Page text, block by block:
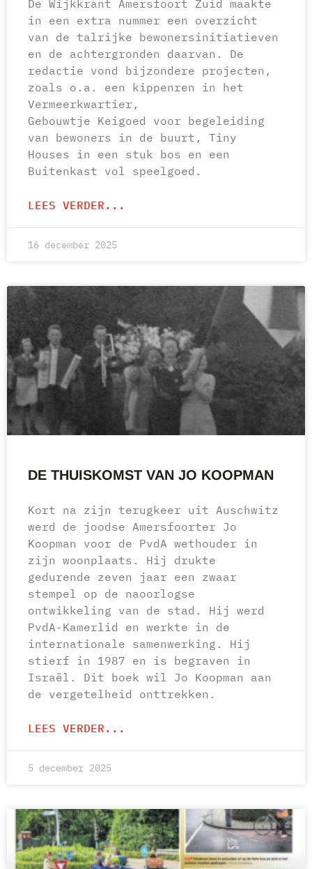
De Wijkkrant Amersfoort Zuid maakte
in een extra nummer een overzicht
van de talrijke bewonersinitiatieven
en de achtergronden daarvan. De
redactie vond bijzondere projecten,
zoals o.a. een kippenren in het
Vermeerkwartier,
Gebouwtje Keigoed voor begeleiding
van bewoners in de buurt, Tiny
Houses in een stuk bos en een
Buitenkast vol speelgoed.
LEES VERDER...
16 december 2025
DE THUISKOMST VAN JO KOOPMAN
Kort na zijn terugkeer uit Auschwitz
werd de joodse Amersfoorter Jo
Koopman voor de PvdA wethouder in
zijn woonplaats. Hij drukte
gedurende zeven jaar een zwaar
stempel op de naoorlogse
ontwikkeling van de stad. Hij werd
PvdA-Kamerlid en werkte in de
internationale samenwerking. Hij
stierf in 1987 en is begraven in
Israël. Dit boek wil Jo Koopman aan
de vergetelheid onttrekken.
LEES VERDER...
5 december 2025